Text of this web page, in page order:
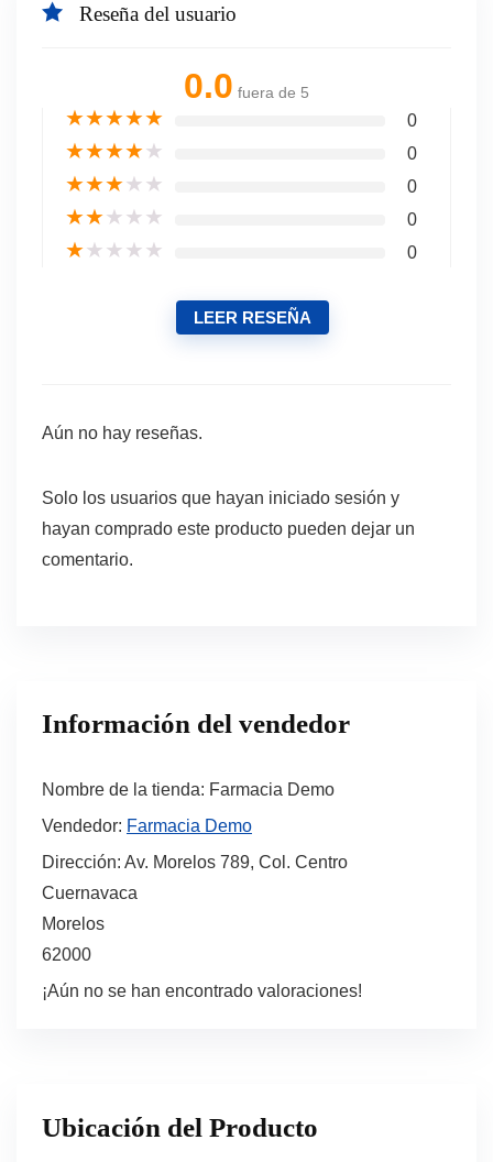
Reseña del usuario
0.0 fuera de 5
★★★★★ 0
★★★★★ 0
★★★★★ 0
★★★★★ 0
★★★★★ 0
LEER RESEÑA
Aún no hay reseñas.
Solo los usuarios que hayan iniciado sesión y
hayan comprado este producto pueden dejar un
comentario.
Información del vendedor
Nombre de la tienda: Farmacia Demo
Vendedor: Farmacia Demo
Dirección: Av. Morelos 789, Col. Centro
Cuernavaca
Morelos
62000
¡Aún no se han encontrado valoraciones!
Ubicación del Producto